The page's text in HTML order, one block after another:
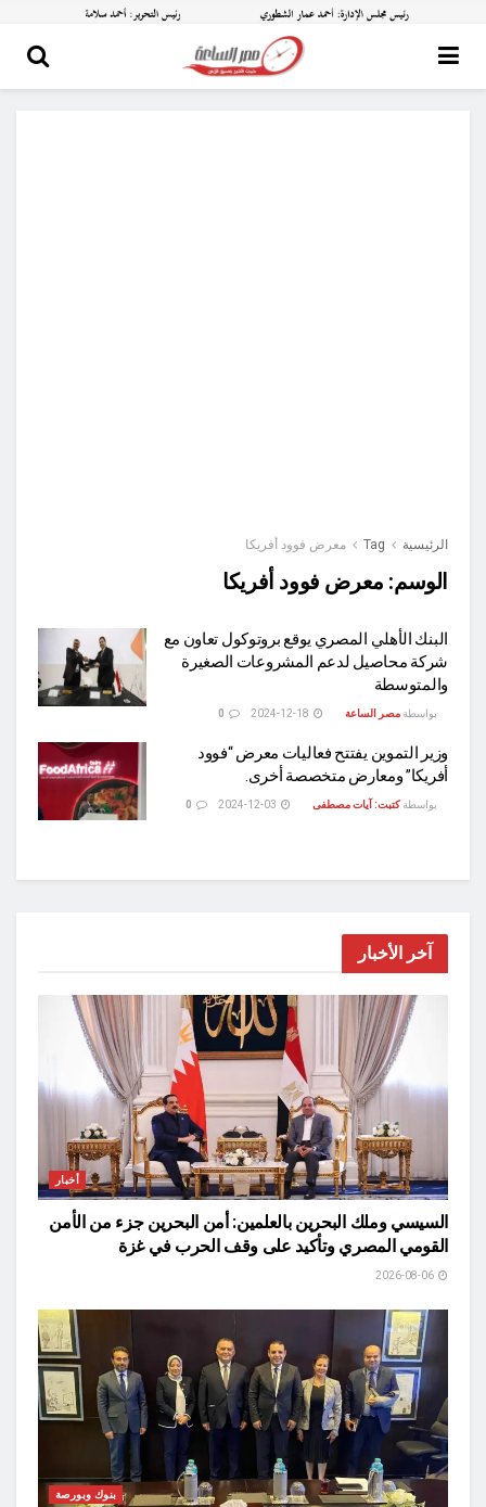
الرئيسية Tag معرض فوود أفريكا
الوسم: معرض فوود أفريكا
البنك الأهلي المصري يوقع بروتوكول تعاون مع
شركة محاصيل لدعم المشروعات الصغيرة
والمتوسطة
بواسطة مصر الساعة
وزير التموين يفتتح فعاليات معرض “فوود
أفريكا” ومعارض متخصصة أخرى.
بواسطة كتبت: آيات مصطفى
آخر الأخبار
أخبار
السيسي وملك البحرين بالعلمين: أمن البحرين جزء من الأمن
القومي المصري وتأكيد على وقف الحرب في غزة
بنوك وبورصة